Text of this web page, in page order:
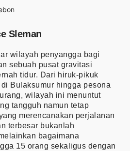
Sleman
wilayah penyangga bagi
sebuah pusat gravitasi
tidur. Dari hiruk-pikuk
Bulaksumur hingga pesona
wilayah ini menuntut
tangguh namun tetap
merencanakan perjalanan
terbesar bukanlah
bagaimana
15 orang sekaligus dengan